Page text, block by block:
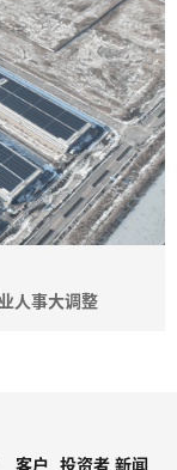
人事大调整
客户 投资者 新闻